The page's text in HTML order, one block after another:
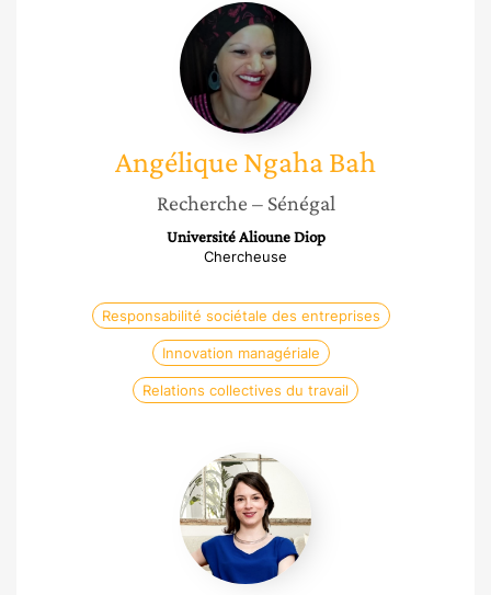
Angélique
Ngaha
Bah
AngéliqueNgaha Bah
Recherche – Sénégal
Université Alioune Diop
Chercheuse
Responsabilité sociétale des entreprises
Innovation managériale
Relations collectives du travail
Vanina
Lanfranchi